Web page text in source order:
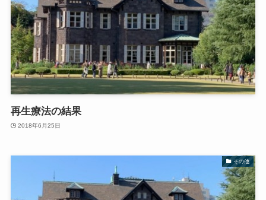
再生療法の結果
2018年6月25日
その他